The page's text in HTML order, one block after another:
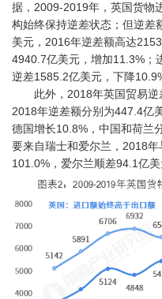
据，2009-2019年，英国货物
构始终保持逆差状态；但逆差
美元，2016年逆差额高达
4940.7亿美元，增加11.3%；
逆差1585.2亿美元，下降
此外，2018年英国贸易逆
2018年逆差额分别为447.4亿
德国增长10.8%，中国和荷兰
要来自瑞士和爱尔兰，2018
101.0%，爱尔兰顺差94.1亿美